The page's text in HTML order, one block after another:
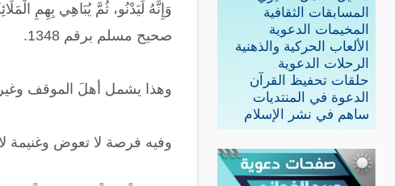
المسابقات الثقافية
المخيمات الدعوية
الألعاب الحركية والذهنية
الرحلات الدعوية
حلقات تحفيظ القرآن
الدعوة في المنتديات
ساهم في نشر الإسلام
وَإِنَّهُ لَيَدْنُو، ثُمَّ يُبَاهِي بِهِمِ
صحيح مسلم برقم 1348.
وهذا يشمل أهلَ الموقف
وفيه فرصة لا تعوض وغنيمة